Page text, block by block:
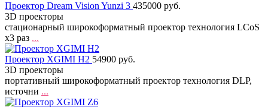
Проектор Dream Vision Yunzi 3 435000 руб.
3D проекторы
стационарный широкоформатный проектор технология LCoS
x3 раз ...
Проектор XGIMI H2 54900 руб.
3D проекторы
портативный широкоформатный проектор технология DLP,
источни ...